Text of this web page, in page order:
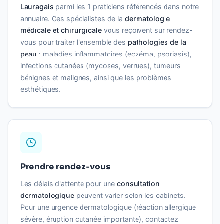
Lauragais parmi les 1 praticiens référencés dans notre
annuaire. Ces spécialistes de la dermatologie
médicale et chirurgicale vous reçoivent sur rendez-
vous pour traiter l'ensemble des pathologies de la
peau : maladies inflammatoires (eczéma, psoriasis),
infections cutanées (mycoses, verrues), tumeurs
bénignes et malignes, ainsi que les problèmes
esthétiques.
Prendre rendez-vous
Les délais d'attente pour une consultation
dermatologique peuvent varier selon les cabinets.
Pour une urgence dermatologique (réaction allergique
sévère, éruption cutanée importante), contactez